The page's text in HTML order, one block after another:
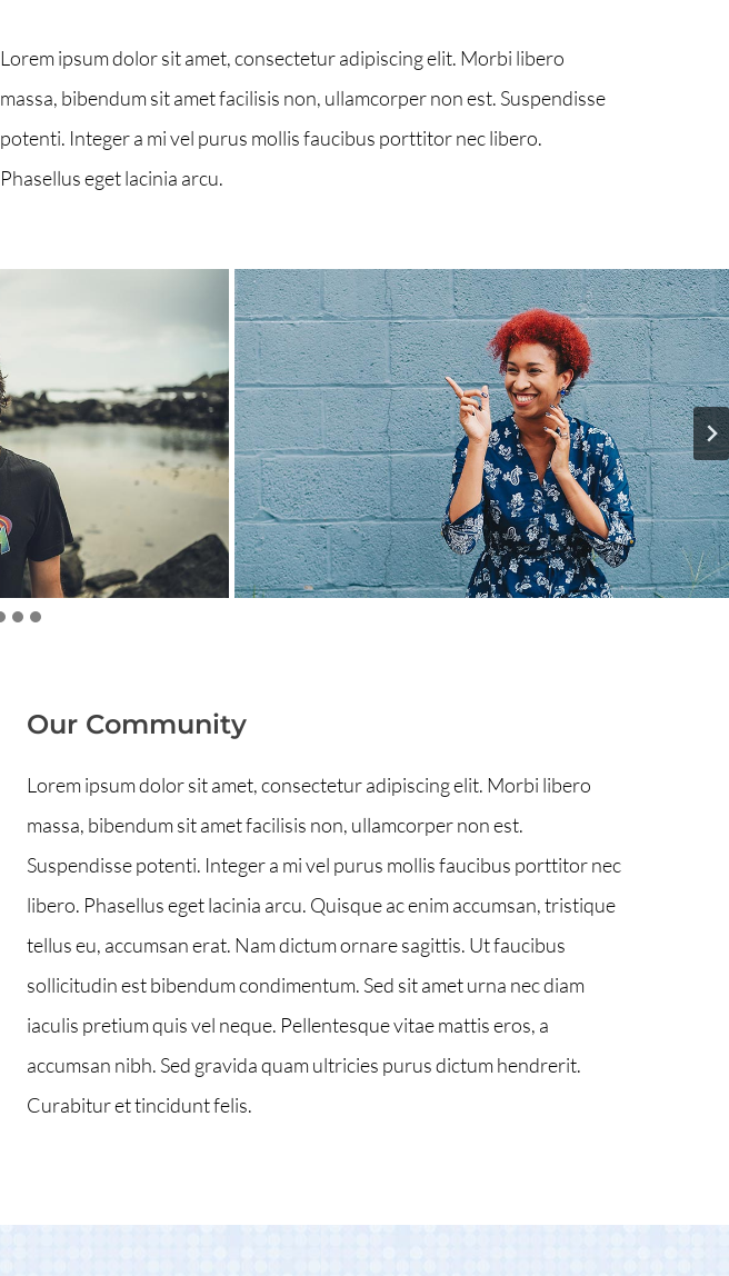
Lorem ipsum dolor sit amet, consectetur adipiscing elit. Morbi libero
massa, bibendum sit amet facilisis non, ullamcorper non est. Suspendisse
potenti. Integer a mi vel purus mollis faucibus porttitor nec libero.
Phasellus eget lacinia arcu.
Our Community
Lorem ipsum dolor sit amet, consectetur adipiscing elit. Morbi libero
massa, bibendum sit amet facilisis non, ullamcorper non est.
Suspendisse potenti. Integer a mi vel purus mollis faucibus porttitor nec
libero. Phasellus eget lacinia arcu. Quisque ac enim accumsan, tristique
tellus eu, accumsan erat. Nam dictum ornare sagittis. Ut faucibus
sollicitudin est bibendum condimentum. Sed sit amet urna nec diam
iaculis pretium quis vel neque. Pellentesque vitae mattis eros, a
accumsan nibh. Sed gravida quam ultricies purus dictum hendrerit.
Curabitur et tincidunt felis.